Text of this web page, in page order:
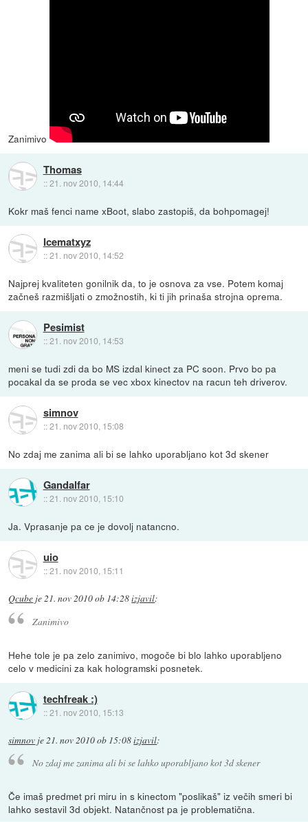
Zanimivo
Thomas
::21. nov 2010, 14:44
Kokr maš fenci name xBoot, slabo zastopiš, da bohpomagej!
Icematxyz
::21. nov 2010, 14:52
Najprej kvaliteten gonilnik da, to je osnova za vse. Potem komaj
začneš razmišljati o zmožnostih, ki ti jih prinaša strojna oprema.
Pesimist
::21. nov 2010, 14:53
meni se tudi zdi da bo MS izdal kinect za PC soon. Prvo bo pa
pocakal da se proda se vec xbox kinectov na racun teh driverov.
simnov
::21. nov 2010, 15:08
No zdaj me zanima ali bi se lahko uporabljano kot 3d skener
Gandalfar
::21. nov 2010, 15:10
Ja. Vprasanje pa ce je dovolj natancno.
uio
::21. nov 2010, 15:11
Qcube je21. nov 2010 ob 14:28izjavil:
Zanimivo
Hehe tole je pa zelo zanimivo, mogoče bi blo lahko uporabljeno
celo v medicini za kak hologramski posnetek.
techfreak :)
::21. nov 2010, 15:13
simnov je 21. nov 2010 ob 15:08izjavil:
No zdaj me zanima ali bi se lahko uporabljano kot 3d skener
Če imaš predmet pri miru in s kinectom "poslikaš" iz večih smeri bi
lahko sestavil 3d objekt. Natančnost pa je problematična.